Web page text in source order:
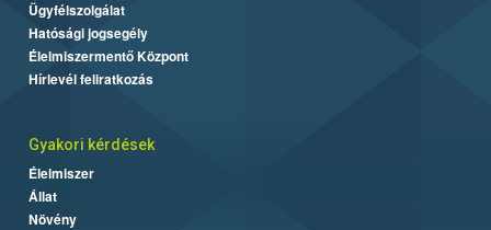
Ügyfélszolgálat
Hatósági jogsegély
Élelmiszermentő Központ
Hírlevél feliratkozás
Gyakori kérdések
Élelmiszer
Állat
Növény